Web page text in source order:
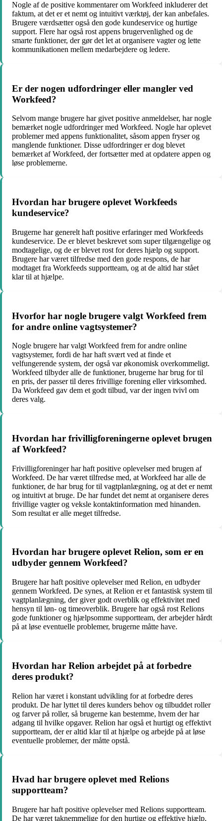
Nogle af de positive kommentarer om Workfeed inkluderer det
faktum, at det er et nemt og intuitivt værktøj, der kan anbefales.
Brugere værdsætter også den gode kundeservice og hurtige
support. Flere har også rost appens brugervenlighed og de
smarte funktioner, der gør det let at organisere vagter og lette
kommunikationen mellem medarbejdere og ledere.
Er der nogen udfordringer eller mangler ved
Workfeed?
Selvom mange brugere har givet positive anmeldelser, har nogle
bemærket nogle udfordringer med Workfeed. Nogle har oplevet
problemer med appens funktionalitet, såsom appen fryser og
manglende funktioner. Disse udfordringer er dog blevet
bemærket af Workfeed, der fortsætter med at opdatere appen og
løse problemerne.
Hvordan har brugere oplevet Workfeeds
kundeservice?
Brugerne har generelt haft positive erfaringer med Workfeeds
kundeservice. De er blevet beskrevet som super tilgængelige og
modtagelige, og de er blevet rost for deres hjælp og support.
Brugere har været tilfredse med den gode respons, de har
modtaget fra Workfeeds supportteam, og at de altid har stået
klar til at hjælpe.
Hvorfor har nogle brugere valgt Workfeed frem
for andre online vagtsystemer?
Nogle brugere har valgt Workfeed frem for andre online
vagtsystemer, fordi de har haft svært ved at finde et
velfungerende system, der også var økonomisk overkommeligt.
Workfeed tilbyder alle de funktioner, brugerne har brug for til
en pris, der passer til deres frivillige forening eller virksomhed.
Da Workfeed gav dem et godt tilbud, var der ingen tvivl om
deres valg.
Hvordan har frivilligforeningerne oplevet brugen
af Workfeed?
Frivilligforeninger har haft positive oplevelser med brugen af
Workfeed. De har været tilfredse med, at Workfeed har alle de
funktioner, de har brug for til vagtplanlægning, og at det er nemt
og intuitivt at bruge. De har fundet det nemt at organisere deres
frivillige vagter og veksle kontaktinformation med hinanden.
Som resultat er alle meget tilfredse.
Hvordan har brugere oplevet Relion, som er en
udbyder gennem Workfeed?
Brugere har haft positive oplevelser med Relion, en udbyder
gennem Workfeed. De synes, at Relion er et fantastisk system til
vagtplanlægning, der giver godt overblik og effektivitet med
hensyn til løn- og timeoverblik. Brugere har også rost Relions
gode funktioner og hjælpsomme supportteam, der arbejder hårdt
på at løse eventuelle problemer, brugerne måtte have.
Hvordan har Relion arbejdet på at forbedre
deres produkt?
Relion har været i konstant udvikling for at forbedre deres
produkt. De har lyttet til deres kunders behov og tilbuddet roller
og farver på roller, så brugerne kan bestemme, hvem der har
adgang til hvilke opgaver. Relion har også et hurtigt og effektivt
supportteam, der er altid klar til at hjælpe og arbejde på at løse
eventuelle problemer, der måtte opstå.
Hvad har brugere oplevet med Relions
supportteam?
Brugere har haft positive oplevelser med Relions supportteam.
De har været taknemmelige for den hurtige og effektive hjælp,